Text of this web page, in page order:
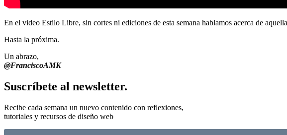
En el video Estilo Libre, sin cortes ni ediciones de esta semana hablamos acerca de
Hasta la próxima.
Un abrazo,
@FranciscoAMK
Suscríbete al newsletter.
Recibe cada semana un nuevo contenido con reflexiones,
tutoriales y recursos de diseño web